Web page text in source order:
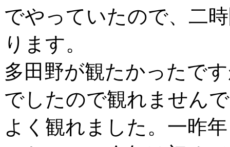
でやっていたので、二
ります。
多田野が観たかったで
でしたので観れません
よく観れました。一昨